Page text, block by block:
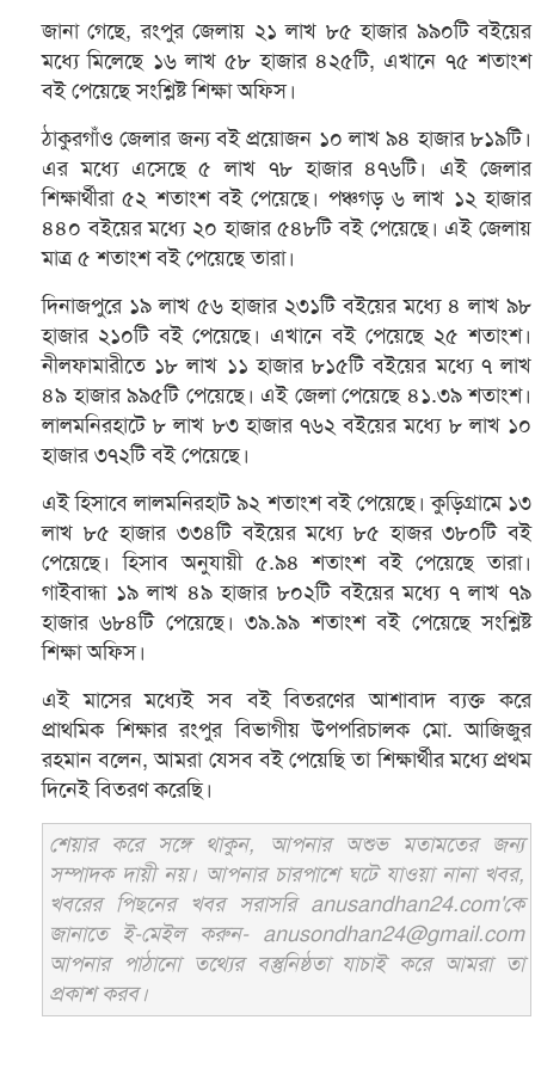
জানা গেছে, রংপুর জেলায় ২১ লাখ ৮৫ হাজার ৯৯০টি বইয়ের
মধ্যে মিলেছে ১৬ লাখ ৫৮ হাজার ৪২৫টি, এখানে ৭৫ শতাংশ
বই পেয়েছে সংশ্লিষ্ট শিক্ষা অফিস।
ঠাকুরগাঁও জেলার জন্য বই প্রয়োজন ১০ লাখ ৯৪ হাজার ৮১৯টি।
এর মধ্যে এসেছে ৫ লাখ ৭৮ হাজার ৪৭৬টি। এই জেলার
শিক্ষার্থীরা ৫২ শতাংশ বই পেয়েছে। পঞ্চগড় ৬ লাখ ১২ হাজার
৪৪০ বইয়ের মধ্যে ২০ হাজার ৫৪৮টি বই পেয়েছে। এই জেলায়
মাত্র ৫ শতাংশ বই পেয়েছে তারা।
দিনাজপুরে ১৯ লাখ ৫৬ হাজার ২৩১টি বইয়ের মধ্যে ৪ লাখ ৯৮
হাজার ২১০টি বই পেয়েছে। এখানে বই পেয়েছে ২৫ শতাংশ।
নীলফামারীতে ১৮ লাখ ১১ হাজার ৮১৫টি বইয়ের মধ্যে ৭ লাখ
৪৯ হাজার ৯৯৫টি পেয়েছে। এই জেলা পেয়েছে ৪১.৩৯ শতাংশ।
লালমনিরহাটে ৮ লাখ ৮৩ হাজার ৭৬২ বইয়ের মধ্যে ৮ লাখ ১০
হাজার ৩৭২টি বই পেয়েছে।
এই হিসাবে লালমনিরহাট ৯২ শতাংশ বই পেয়েছে। কুড়িগ্রামে ১৩
লাখ ৮৫ হাজার ৩৩৪টি বইয়ের মধ্যে ৮৫ হাজর ৩৮০টি বই
পেয়েছে। হিসাব অনুযায়ী ৫.৯৪ শতাংশ বই পেয়েছে তারা।
গাইবান্ধা ১৯ লাখ ৪৯ হাজার ৮০২টি বইয়ের মধ্যে ৭ লাখ ৭৯
হাজার ৬৮৪টি পেয়েছে। ৩৯.৯৯ শতাংশ বই পেয়েছে সংশ্লিষ্ট
শিক্ষা অফিস।
এই মাসের মধ্যেই সব বই বিতরণের আশাবাদ ব্যক্ত করে
প্রাথমিক শিক্ষার রংপুর বিভাগীয় উপপরিচালক মো. আজিজুর
রহমান বলেন, আমরা যেসব বই পেয়েছি তা শিক্ষার্থীর মধ্যে প্রথম
দিনেই বিতরণ করেছি।
শেয়ার করে সঙ্গে থাকুন, আপনার অশুভ মতামতের জন্য
সম্পাদক দায়ী নয়। আপনার চারপাশে ঘটে যাওয়া নানা খবর,
খবরের পিছনের খবর সরাসরি anusandhan24.com'কে
জানাতে ই-মেইল করুন- anusondhan24@gmail.com
আপনার পাঠানো তথ্যের বস্তুনিষ্ঠতা যাচাই করে আমরা তা
প্রকাশ করব।